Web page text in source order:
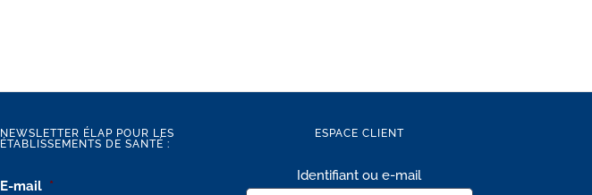
NEWSLETTER ÉLAP POUR LES
ÉTABLISSEMENTS DE SANTÉ :
E-mail *
ESPACE CLIENT
Identifiant ou e-mail